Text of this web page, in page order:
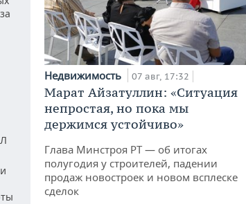
Недвижимость 07 авг, 17:32
Марат Айзатуллин: «Ситуация
непростая, но пока мы
держимся устойчиво»
Глава Минстроя РТ — об итогах
полугодия у строителей, падении
продаж новостроек и новом всплеске
сделок